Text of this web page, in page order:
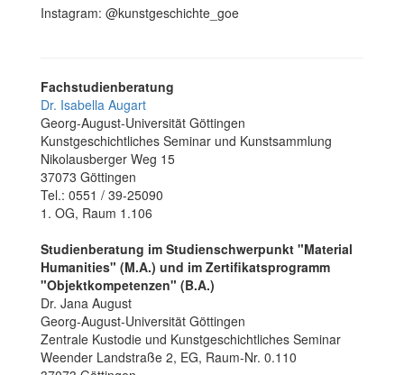
Instagram: @kunstgeschichte_goe
Fachstudienberatung
Dr. Isabella Augart
Georg-August-Universität Göttingen
Kunstgeschichtliches Seminar und Kunstsammlung
Nikolausberger Weg 15
37073 Göttingen
Tel.: 0551 / 39-25090
1. OG, Raum 1.106
Studienberatung im Studienschwerpunkt "Material
Humanities" (M.A.) und im Zertifikatsprogramm
"Objektkompetenzen" (B.A.)
Dr. Jana August
Georg-August-Universität Göttingen
Zentrale Kus­todie und Kunst­geschichtliches Se­minar
Weender Landstraße 2, EG, Raum-Nr. 0.110